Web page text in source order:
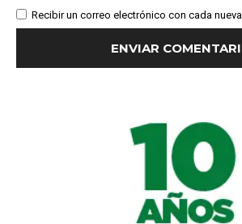
Recibir un correo electrónico con cada nueva